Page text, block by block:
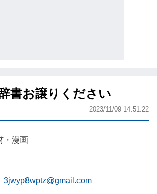
書お譲りください
2023/11/09 14:51:22
・漫画
3jwyp8wptz@gmail.com